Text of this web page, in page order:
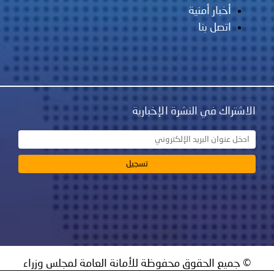
أخبار أمنية
اتصل بنا
الاشتراك في النشرة الإخبارية
© جميع الحقوق محفوظة للأمانة العامة لمجلس وزراء